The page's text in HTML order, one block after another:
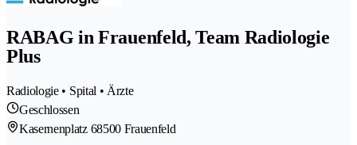
RABAG in Frauenfeld, Team Radiologie
Plus
Radiologie • Spital • Ärzte
Geschlossen
Kasernenplatz 68500 Frauenfeld